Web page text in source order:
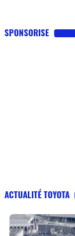
SPONSORISE
ACTUALITÉ TOYOTA